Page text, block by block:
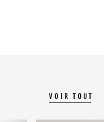
VOIR TOUT